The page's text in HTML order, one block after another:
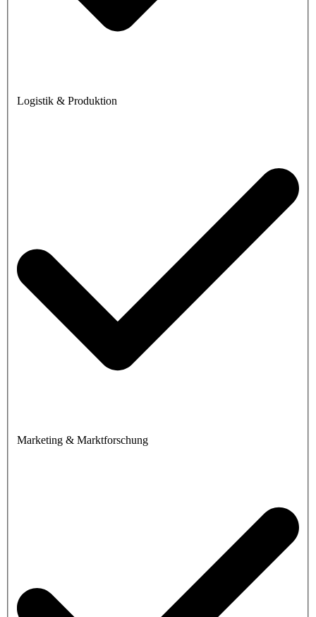
Logistik & Produktion
Marketing & Marktforschung